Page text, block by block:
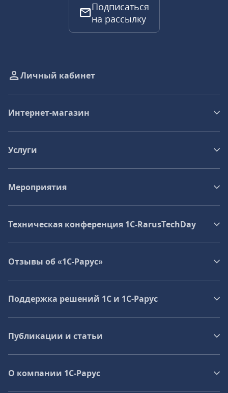
Подписаться
на рассылку
Личный кабинет
Интернет-магазин
Услуги
Мероприятия
Техническая конференция 1C‑RarusTechDay
Отзывы об «1С-Рарус»
Поддержка решений 1С и 1С‑Рарус
Публикации и статьи
О компании 1C-Рарус